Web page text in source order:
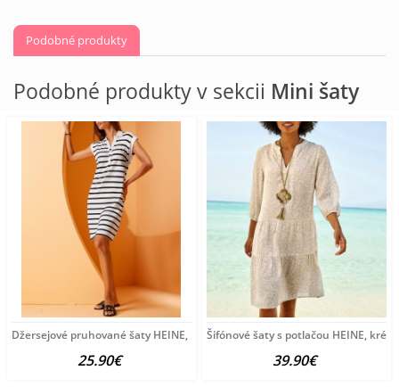
Podobné produkty
Podobné produkty v sekcii Mini šaty
Džersejové pruhované šaty HEINE, bielo-čierne
25.90€
Šifónové šaty s potlačou HEINE,
39.90€